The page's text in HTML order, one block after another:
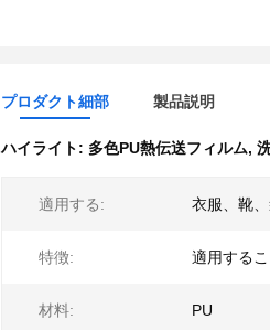
プロダクト細部 製品説明
ハイライト: 多色PU熱伝送フィルム,
適用する: 衣服、靴、
特徴: 適用する
材料: PU